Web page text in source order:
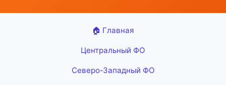
🏠 Главная
Центральный ФО
Северо-Западный ФО